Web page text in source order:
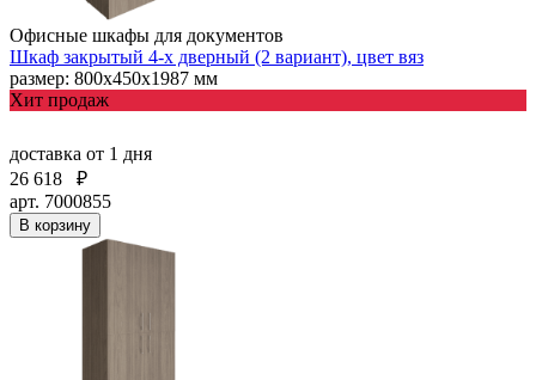
Офисные шкафы для документов
Шкаф закрытый 4-х дверный (2 вариант), цвет вяз
размер: 800х450х1987 мм
Хит продаж
доставка от 1 дня
26 618
₽
арт. 7000855
В корзину